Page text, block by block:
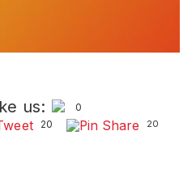
us:
0
20 20